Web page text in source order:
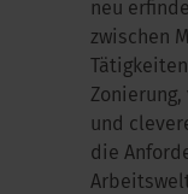
neu
zwischen
und
die